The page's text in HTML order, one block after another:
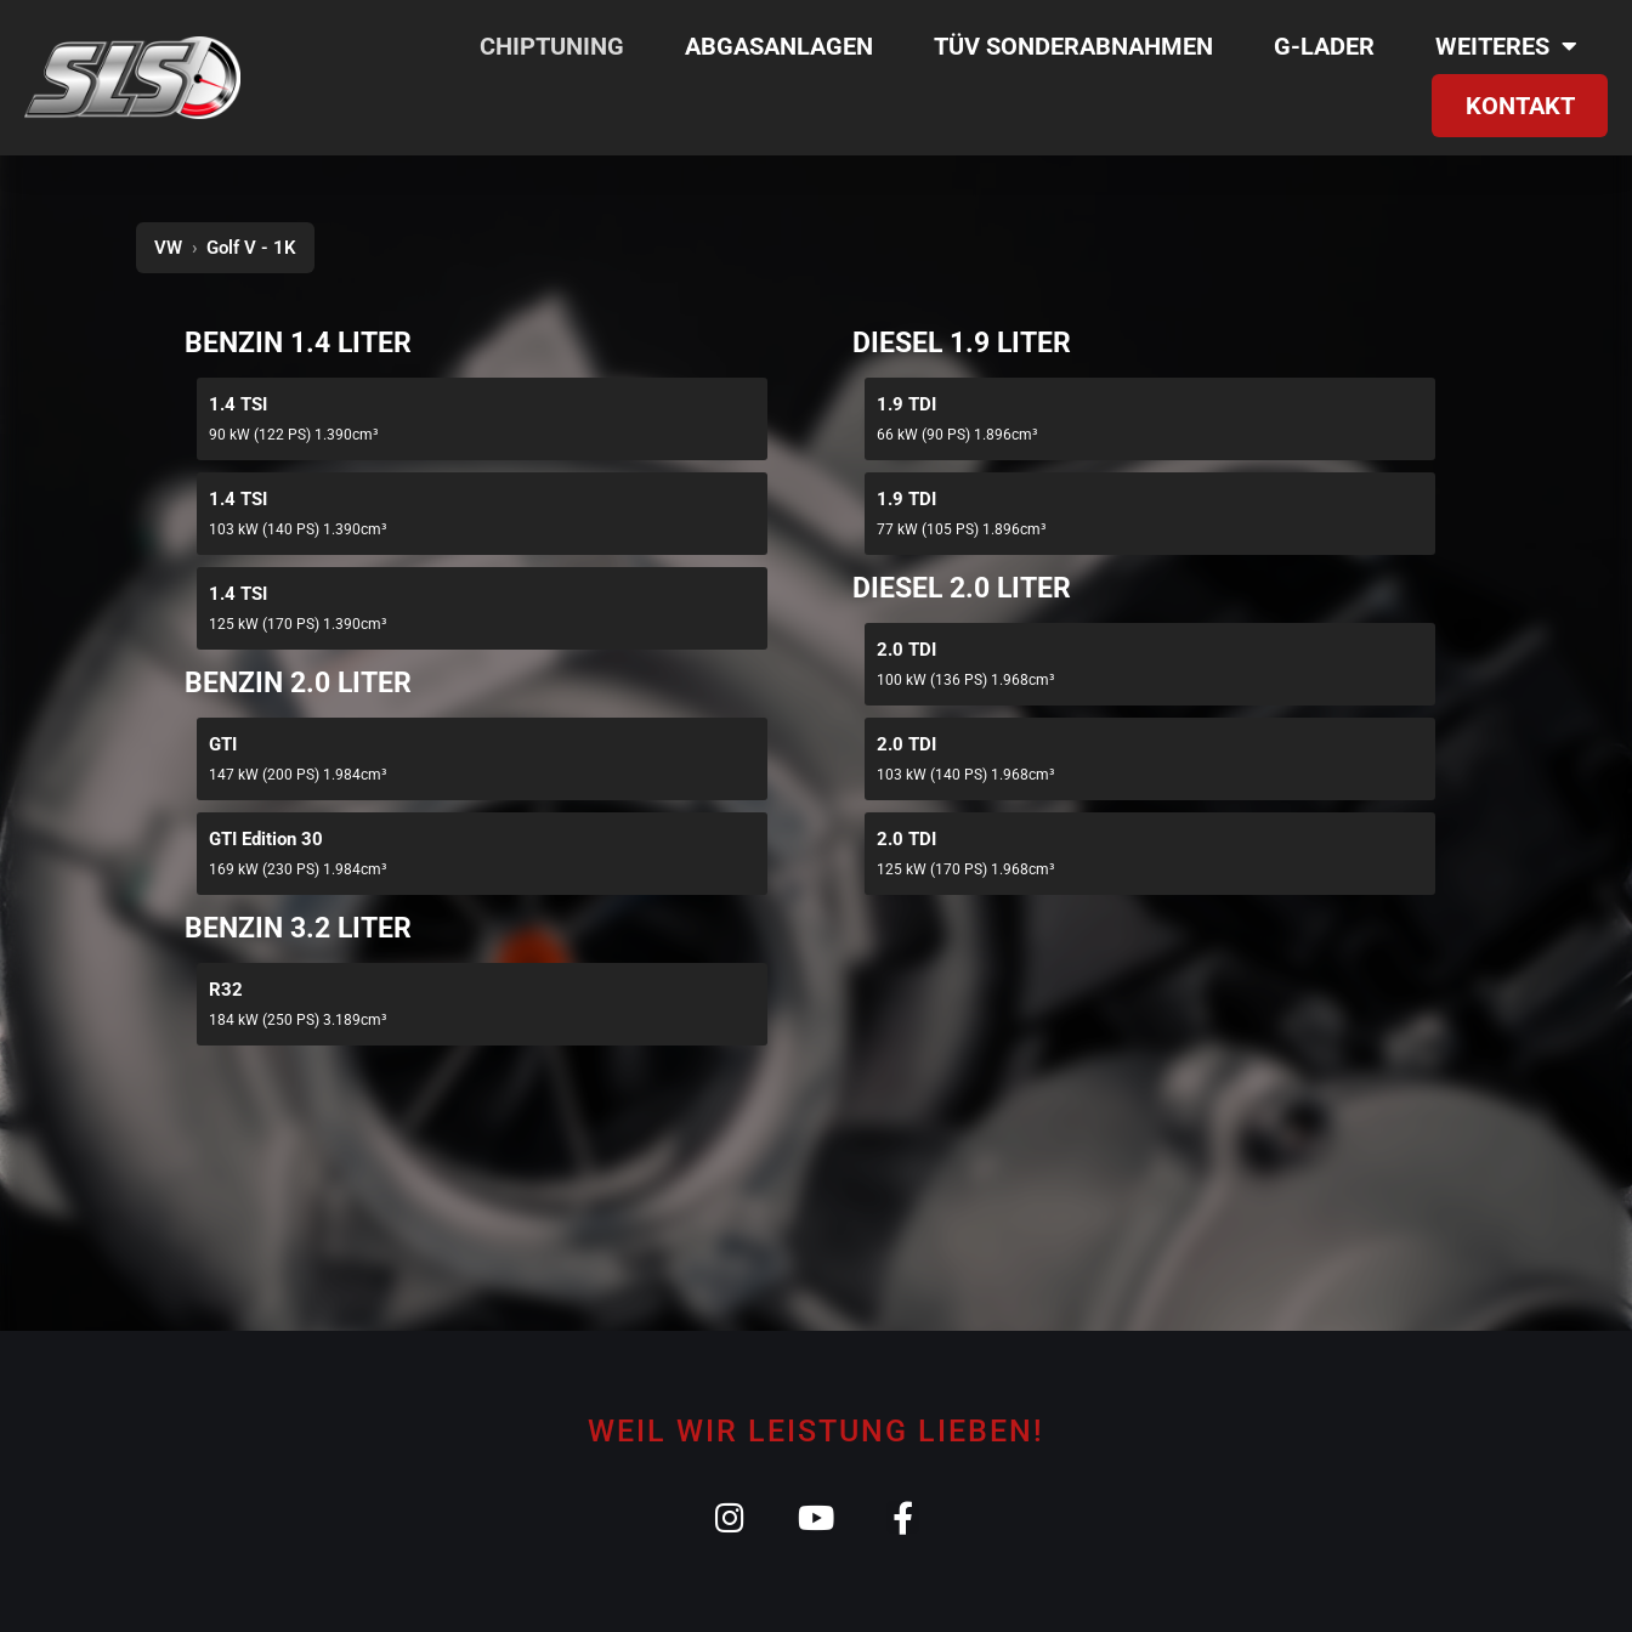
CHIPTUNING ABGASANLAGEN TÜV SONDERABNAHMEN G-LADER WEITERES
KONTAKT
VW › Golf V - 1K
BENZIN 1.4 LITER
1.4 TSI
90 kW (122 PS) 1.390cm³
1.4 TSI
103 kW (140 PS) 1.390cm³
1.4 TSI
125 kW (170 PS) 1.390cm³
BENZIN 2.0 LITER
GTI
147 kW (200 PS) 1.984cm³
GTI Edition 30
169 kW (230 PS) 1.984cm³
BENZIN 3.2 LITER
R32
184 kW (250 PS) 3.189cm³
DIESEL 1.9 LITER
1.9 TDI
66 kW (90 PS) 1.896cm³
1.9 TDI
77 kW (105 PS) 1.896cm³
DIESEL 2.0 LITER
2.0 TDI
100 kW (136 PS) 1.968cm³
2.0 TDI
103 kW (140 PS) 1.968cm³
2.0 TDI
125 kW (170 PS) 1.968cm³
WEIL WIR LEISTUNG LIEBEN!